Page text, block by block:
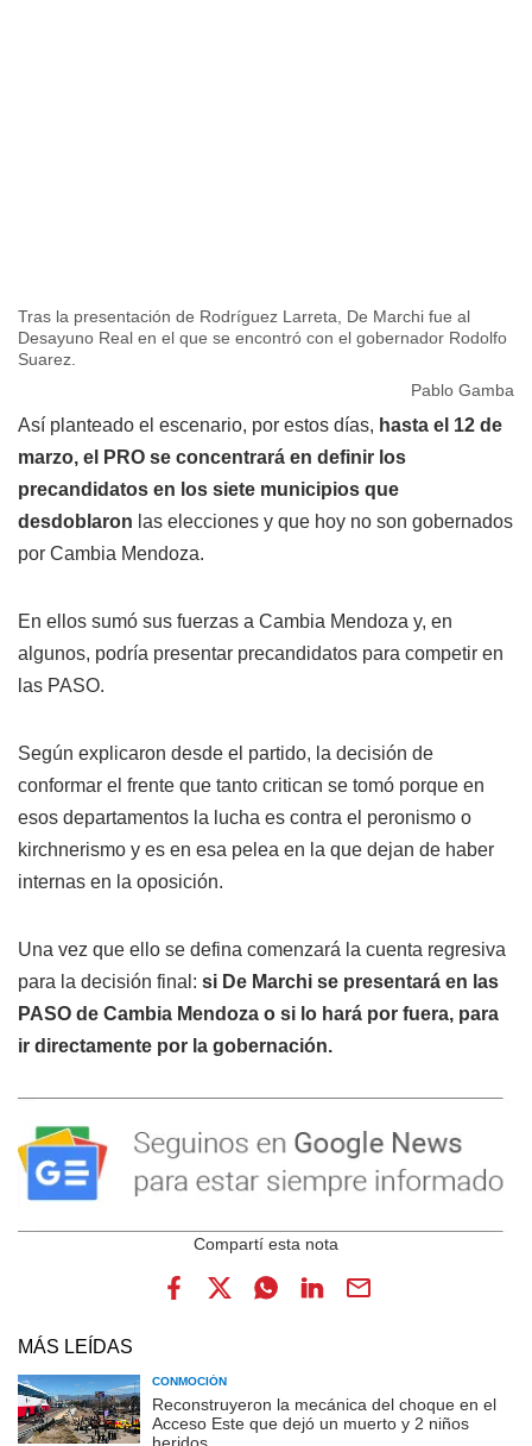
Tras la presentación de Rodríguez Larreta, De Marchi fue al
Desayuno Real en el que se encontró con el gobernador Rodolfo
Suarez.
Pablo Gamba
Así planteado el escenario, por estos días, hasta el 12 de
marzo, el PRO se concentrará en definir los
precandidatos en los siete municipios que
desdoblaron las elecciones y que hoy no son gobernados
por Cambia Mendoza.
En ellos sumó sus fuerzas a Cambia Mendoza y, en
algunos, podría presentar precandidatos para competir en
las PASO.
Según explicaron desde el partido, la decisión de
conformar el frente que tanto critican se tomó porque en
esos departamentos la lucha es contra el peronismo o
kirchnerismo y es en esa pelea en la que dejan de haber
internas en la oposición.
Una vez que ello se defina comenzará la cuenta regresiva
para la decisión final: si De Marchi se presentará en las
PASO de Cambia Mendoza o si lo hará por fuera, para
ir directamente por la gobernación.
MÁS LEÍDAS
CONMOCIÓN
Reconstruyeron la mecánica del choque en el
Acceso Este que dejó un muerto y 2 niños
heridos